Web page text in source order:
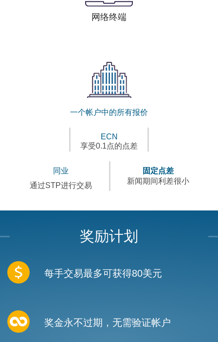
网络终端
一个帐户中的所有报价
同业
通过STP进行交易
ECN
享受0.1点的点差
固定点差
新闻期间利差很小
奖励计划
每手交易最多可获得80美元
奖金永不过期，无需验证帐户